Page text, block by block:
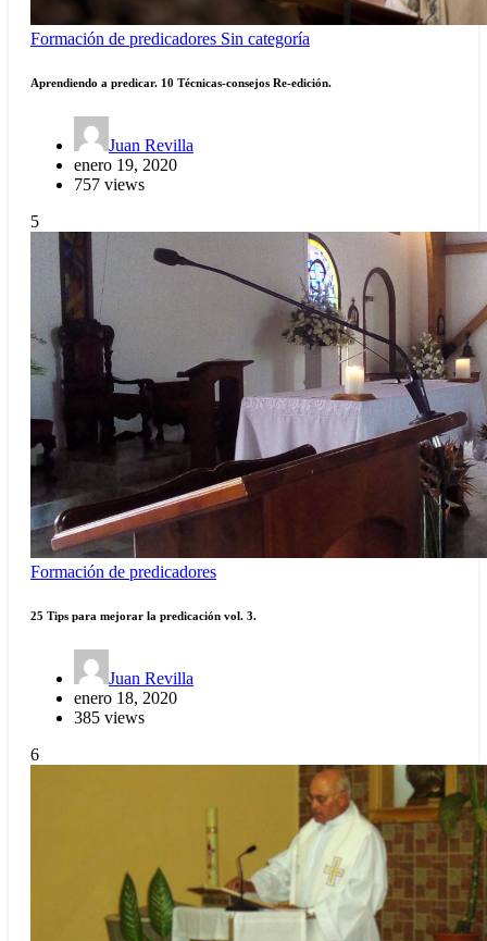
Formación de predicadores Sin categoría
Aprendiendo a predicar. 10 Técnicas-consejos Re-edición.
Juan Revilla
enero 19, 2020
757 views
5
Formación de predicadores
25 Tips para mejorar la predicación vol. 3.
Juan Revilla
enero 18, 2020
385 views
6